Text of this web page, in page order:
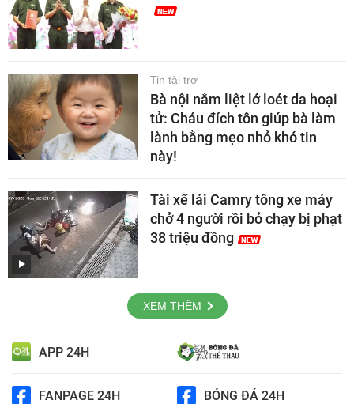
Tin tài trợ
Bà nội nằm liệt lở loét da hoại
tử: Cháu đích tôn giúp bà làm
lành bằng mẹo nhỏ khó tin
này!
Tài xế lái Camry tông xe máy
chở 4 người rồi bỏ chạy bị phạt
38 triệu đồng
XEM THÊM
APP 24H
FANPAGE 24H BÓNG ĐÁ 24H